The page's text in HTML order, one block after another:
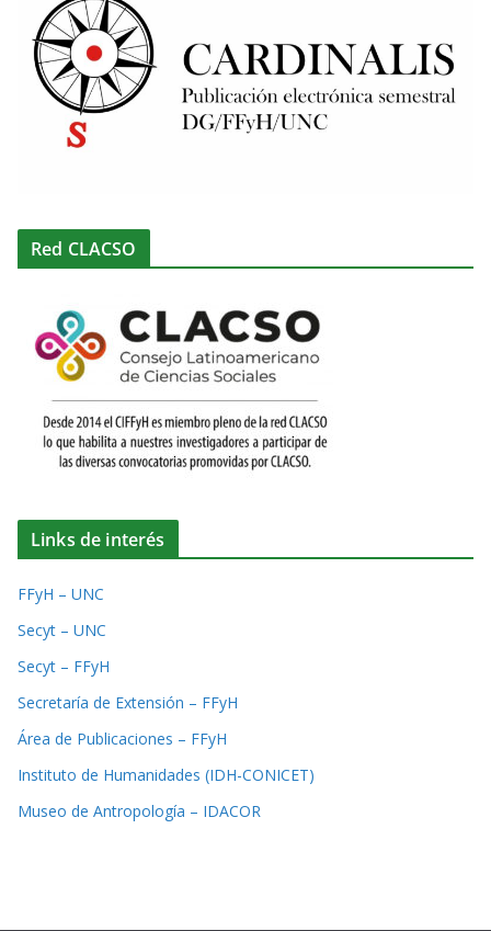
Red CLACSO
Links de interés
FFyH – UNC
Secyt – UNC
Secyt – FFyH
Secretaría de Extensión – FFyH
Área de Publicaciones – FFyH
Instituto de Humanidades (IDH-CONICET)
Museo de Antropología – IDACOR